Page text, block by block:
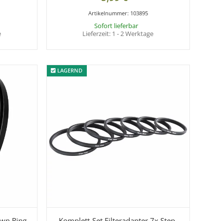
Artikelnummer: 103895
Sofort lieferbar
Lieferzeit: 1 - 2 Werktage
LAGERND
LAGERND